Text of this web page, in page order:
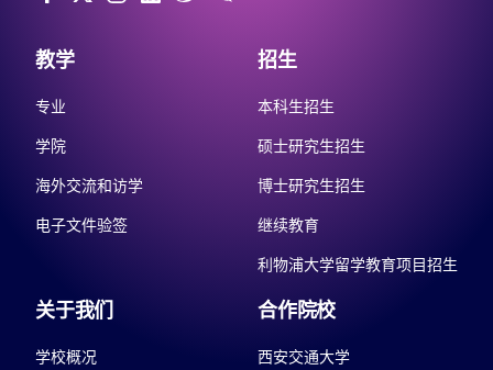
教学
专业
学院
海外交流和访学
电子文件验签
招生
本科生招生
硕士研究生招生
博士研究生招生
继续教育
利物浦大学留学教育项目招生
关于我们
学校概况
合作院校
西安交通大学